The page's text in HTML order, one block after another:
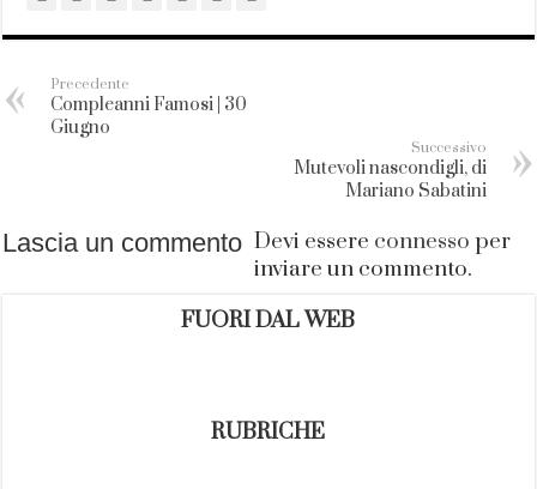
Precedente
Compleanni Famosi | 30
Giugno
Successivo
Mutevoli nascondigli, di
Mariano Sabatini
Lascia un commento Devi essere connesso per
inviare un commento.
FUORI DAL WEB
RUBRICHE